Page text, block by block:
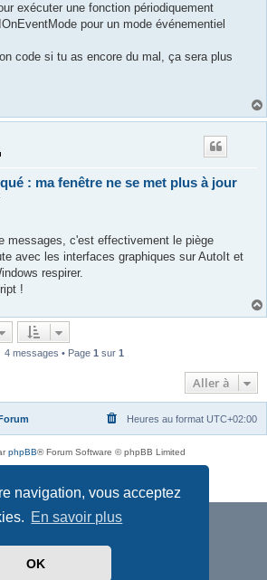
navigation, vous acceptez
En savoir plus
OK
exécuter une fonction périodiquement
pour un mode événementiel
code si tu as encore du mal, ça sera plus
: ma fenêtre ne se met plus à jour
messages, c'est effectivement le piège
avec les interfaces graphiques sur AutoIt et
respirer.
!
4 messages • Page 1 sur 1
Aller à
Heures au format UTC+02:00
phpBB® Forum Software © phpBB Limited
Traduit parphpBB-fr.com